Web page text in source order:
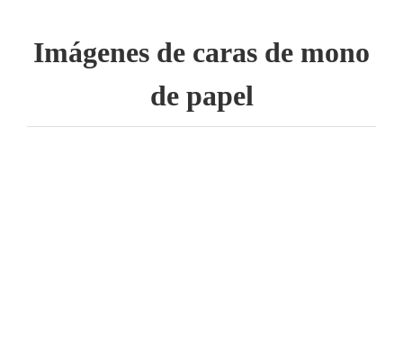
Imágenes de caras de mono
de papel